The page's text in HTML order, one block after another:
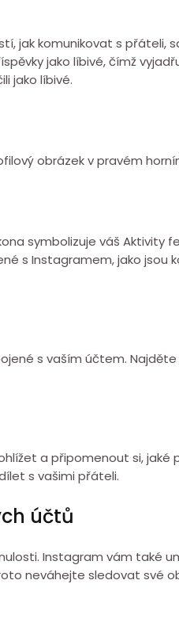
jak komunikovat s přáteli,
jako líbivé, čímž
jako líbivé.
obrázek v pravém
symbolizuje váš
s Instagramem, jako jsou
s vaším účtem. Najděte
a připomenout si, jaké
s vašimi přáteli.
účtů
Instagram vám také
neváhejte sledovat své